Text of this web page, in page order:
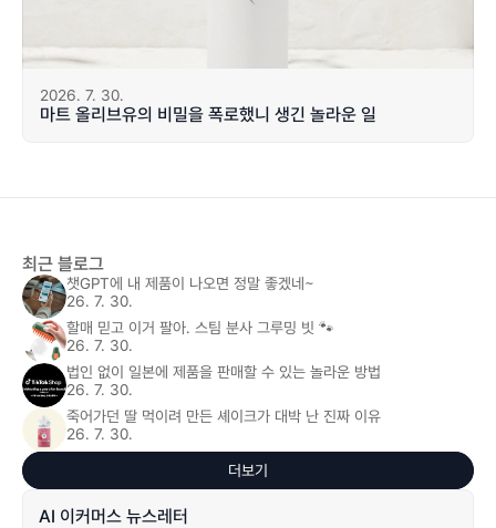
2026. 7. 30.
마트 올리브유의 비밀을 폭로했니 생긴 놀라운 일
최근 블로그
챗GPT에 내 제품이 나오면 정말 좋겠네~
26. 7. 30.
할매 믿고 이거 팔아. 스팀 분사 그루밍 빗 🐾
26. 7. 30.
법인 없이 일본에 제품을 판매할 수 있는 놀라운 방법
26. 7. 30.
죽어가던 딸 먹이려 만든 셰이크가 대박 난 진짜 이유
26. 7. 30.
더보기
AI 이커머스 뉴스레터